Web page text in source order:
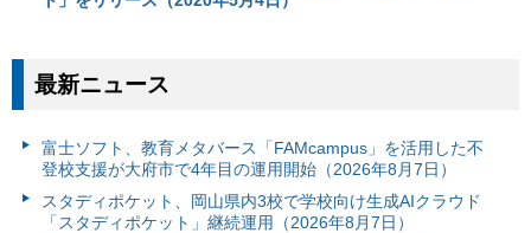
最新ニュース
富⼠ソフト、教育メタバース「FAMcampus」を活用した不
登校支援が大府市で4年目の運用開始（2026年8月7日）
スタディポケット、岡山県内3校で学校向け生成AIクラウド
「スタディポケット」継続運用（2026年8月7日）